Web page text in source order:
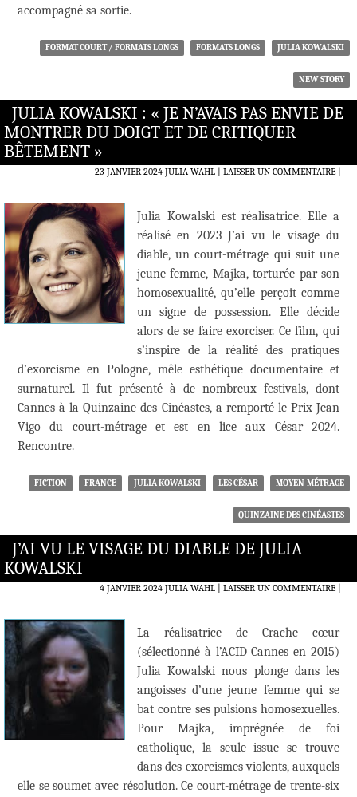
accompagné sa sortie.
FORMAT COURT / FORMATS LONGS FORMATS LONGS JULIA KOWALSKI
NEW STORY
JULIA KOWALSKI : « JE N’AVAIS PAS ENVIE DE
MONTRER DU DOIGT ET DE CRITIQUER
BÊTEMENT »
23 JANVIER 2024 JULIA WAHL LAISSER UN COMMENTAIRE|
Julia Kowalski est réalisatrice. Elle a
réalisé en 2023 J’ai vu le visage du
diable, un court-métrage qui suit une
jeune femme, Majka, torturée par son
homosexualité, qu’elle perçoit comme
un signe de possession. Elle décide
alors de se faire exorciser. Ce film, qui
s’inspire de la réalité des pratiques
d’exorcisme en Pologne, mêle esthétique documentaire et
surnaturel. Il fut présenté à de nombreux festivals, dont
Cannes à la Quinzaine des Cinéastes, a remporté le Prix Jean
Vigo du court-métrage et est en lice aux César 2024.
Rencontre.
FICTION FRANCE JULIA KOWALSKI LES CÉSAR MOYEN-MÉTRAGE
QUINZAINE DES CINÉASTES
J’AI VU LE VISAGE DU DIABLE DE JULIA
KOWALSKI
4 JANVIER 2024 JULIA WAHL LAISSER UN COMMENTAIRE|
La réalisatrice de Crache cœur
(sélectionné à l’ACID Cannes en 2015)
Julia Kowalski nous plonge dans les
angoisses d’une jeune femme qui se
bat contre ses pulsions homosexuelles.
Pour Majka, imprégnée de foi
catholique, la seule issue se trouve
dans des exorcismes violents, auxquels
elle se soumet avec résolution. Ce court-métrage de trente-six